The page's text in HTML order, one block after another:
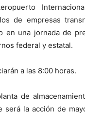
de empresas
en una jornada de
federal y estatal.
a las 8:00 horas.
de
será la acción de